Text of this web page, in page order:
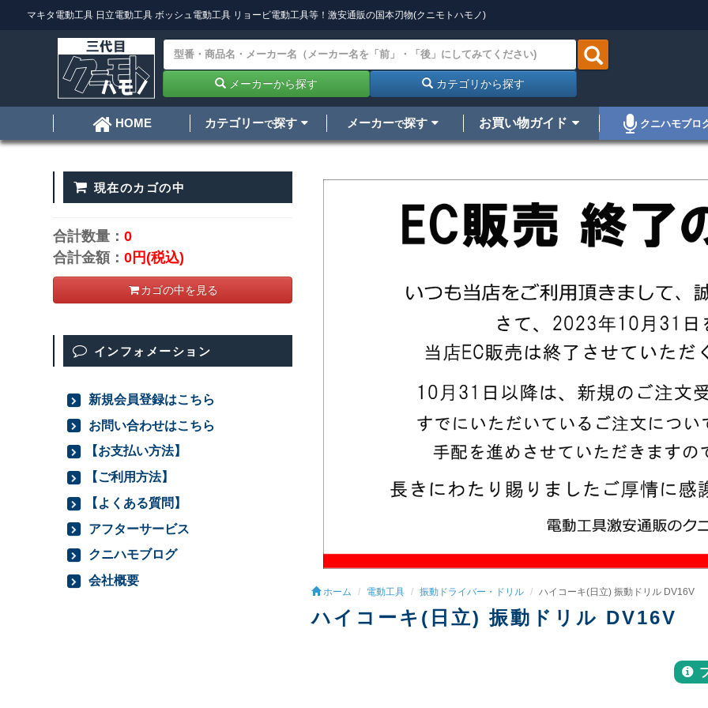
マキタ電動工具 日立電動工具 ボッシュ電動工具 リョービ電動工具等！激安通販の国本刃物(クニモトハモノ)
メーカーから探す カテゴリから探す
HOME カテゴリーで探す メーカーで探す お買い物ガイド クニハモブロ
ホーム 電動工具 振動ドライバー・ドリル ハイコーキ(日立) 振動ドリル DV16V
ハイコーキ(日立) 振動ドリル DV16V
現在のカゴの中
合計数量：0
合計金額：0円(税込)
カゴの中を見る
インフォメーション
新規会員登録はこちら
お問い合わせはこちら
【お支払い方法】
【ご利用方法】
【よくある質問】
アフターサービス
クニハモブログ
会社概要